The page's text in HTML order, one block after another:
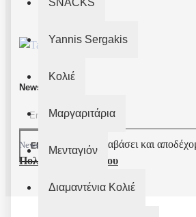
SNACKS
Yannis Sergakis
Κολιέ
Μαργαριτάρια
Μενταγιόν
Διαμαντένια Κολιέ
Newsletter
ΕΓΓΡΑΦΉ
Newsletter
Έχω διαβάσει και
Πολιτική Απορρήτου